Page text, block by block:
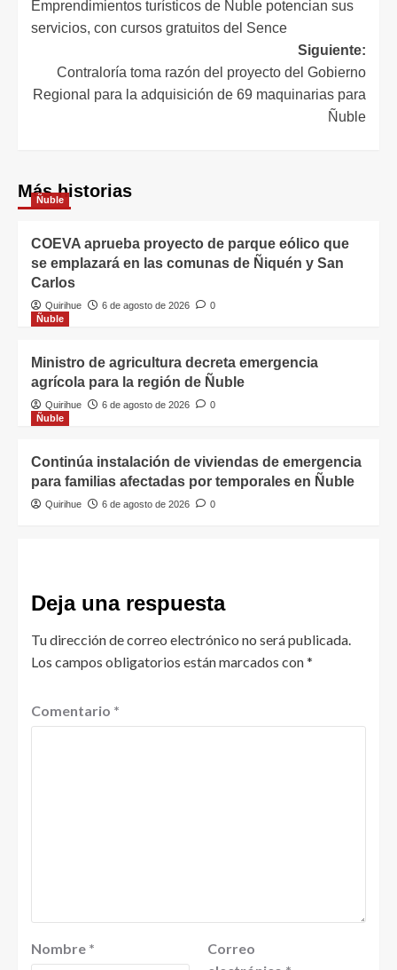
Emprendimientos turísticos de Ñuble potencian sus
servicios, con cursos gratuitos del Sence
Siguiente:
Contraloría toma razón del proyecto del Gobierno
Regional para la adquisición de 69 maquinarias para
Ñuble
Más historias
Ñuble
COEVA aprueba proyecto de parque eólico que
se emplazará en las comunas de Ñiquén y San
Carlos
Quirihue 6 de agosto de 2026
0
Ñuble
Ministro de agricultura decreta emergencia
agrícola para la región de Ñuble
Quirihue 6 de agosto de 2026
0
Ñuble
Continúa instalación de viviendas de emergencia
para familias afectadas por temporales en Ñuble
Quirihue 6 de agosto de 2026 0
Deja una respuesta
Tu dirección de correo electrónico no será publicada.
Los campos obligatorios están marcados con*
Comentario *
Nombre *
Correo